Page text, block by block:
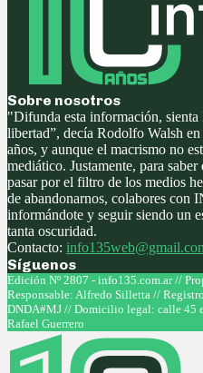
Sobre nosotros
"Difunda esta información,
libertad”, decía Rodolfo Walsh
años, y aunque el macrismo no
mediático. Justamente, para
pasar por el filtro de los medios
de abandonarnos, colabores con
informándote y seguir siendo un
tanta oscuridad.
Contacto:
Síguenos
Facebook
Twitter
Instagram
Youtube
Edición Nº 2807 - info135.com.ar //
Responsable: Alfredo Silletta //
DNDA#MJ // Domicilio legal: calle 45
Rafael Guerrero